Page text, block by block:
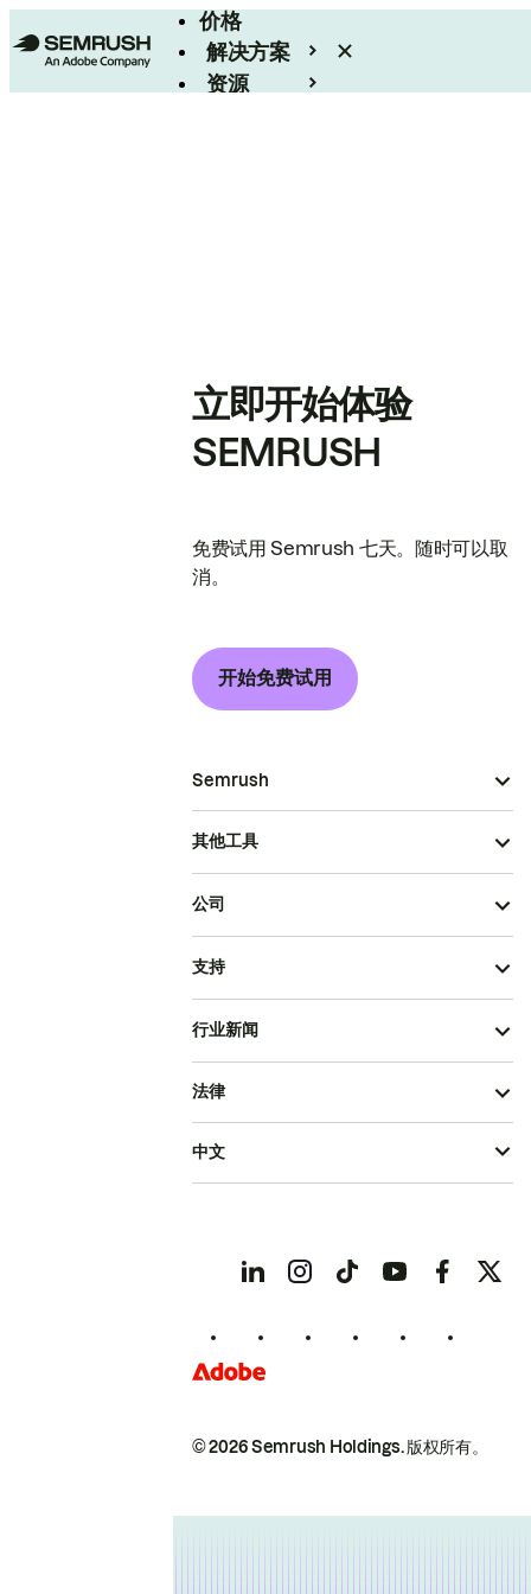
价格
解决方案
资源
立即开始体验
SEMRUSH
免费试用 Semrush 七天。随时可以取
消。
开始免费试用
Semrush
其他工具
公司
支持
行业新闻
© 2026 Semrush Holdings.版权所有。
法律
中文